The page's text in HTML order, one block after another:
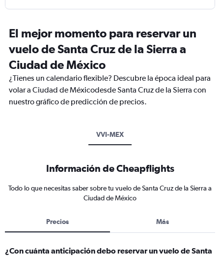
El mejor momento para reservar un
vuelo de Santa Cruz de la Sierra a
Ciudad de México
¿Tienes un calendario flexible? Descubre la época ideal para
volar a Ciudad de Méxicodesde Santa Cruz de la Sierra con
nuestro gráfico de predicción de precios.
VVI-MEX
Información de Cheapflights
Todo lo que necesitas saber sobre tu vuelo de Santa Cruz de la Sierra a
Ciudad de México
Precios Más
¿Con cuánta anticipación debo reservar un vuelo de Santa